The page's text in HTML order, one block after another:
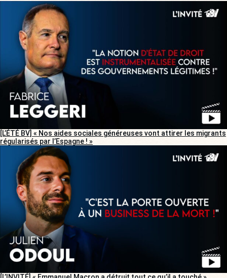
[L’ÉTÉ BV] « Nos aides sociales généreuses vont attirer les migrants
régularisés par l’Espagne ! »